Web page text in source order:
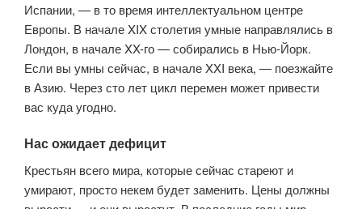
Испании, — в то время интеллектуальном центре
Европы. В начале XIX столетия умные направлялись в
Лондон, в начале XX-го — собирались в Нью-Йорк.
Если вы умны сейчас, в начале XXI века, — поезжайте
в Азию. Через сто лет цикл перемен может привести
вас куда угодно.
Нас ожидает дефицит
Крестьян всего мира, которые сейчас стареют и
умирают, просто некем будет заменить. Цены должны